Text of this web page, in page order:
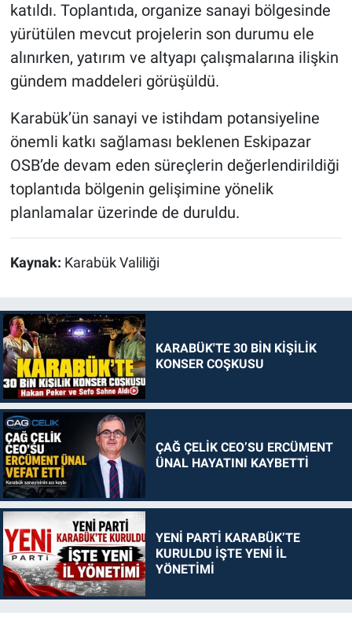
katıldı. Toplantıda, organize sanayi bölgesinde
yürütülen mevcut projelerin son durumu ele
alınırken, yatırım ve altyapı çalışmalarına ilişkin
gündem maddeleri görüşüldü.
Karabük’ün sanayi ve istihdam potansiyeline
önemli katkı sağlaması beklenen Eskipazar
OSB’de devam eden süreçlerin değerlendirildiği
toplantıda bölgenin gelişimine yönelik
planlamalar üzerinde de duruldu.
Kaynak: Karabük Valiliği
KARABÜK'TE 30 BİN KİŞİLİK
KONSER COŞKUSU
ÇAĞ ÇELİK CEO’SU ERCÜMENT
ÜNAL HAYATINI KAYBETTİ
YENİ PARTİ KARABÜK’TE
KURULDU İŞTE YENİ İL
YÖNETİMİ